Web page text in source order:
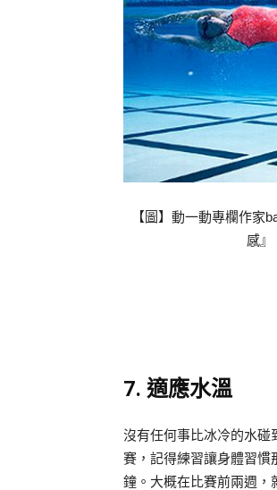
【圖】動一動專欄作家
感』
7. 適應水溫
沒有任何事比冰冷的水碰
賽，記得練習讓身體習慣
鐘。大概在比賽前兩週，